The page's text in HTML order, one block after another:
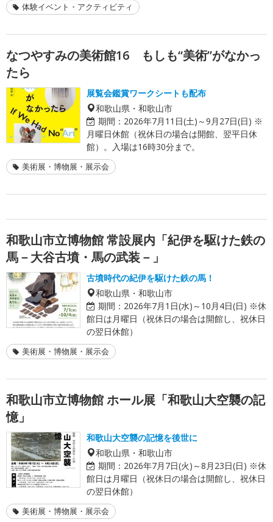
体験イベント・アクティビティ
なつやすみの美術館16 もしも“美術”がなかっ
たら
展覧会鑑賞ワークシートも配布
和歌山県・和歌山市
期間： 2026年7月11日(土)～9月27日(日) ※
月曜日休館（祝休日の場合は開館、翌平日休
館）。入場は16時30分まで。
美術展・博物展・展示会
和歌山市立博物館 常設展内「紀伊を駆けた鉄の
馬－大谷古墳・馬の武装－」
古墳時代の紀伊を駆けた鉄の馬！
和歌山県・和歌山市
期間： 2026年7月1日(水)～10月4日(日) ※休
館日は月曜日（祝休日の場合は開館し、祝休日
の翌日休館）
美術展・博物展・展示会
和歌山市立博物館 ホール展「和歌山大空襲の記
憶」
和歌山大空襲の記憶を後世に
和歌山県・和歌山市
期間： 2026年7月7日(火)～8月23日(日) ※休
館日は月曜日（祝休日の場合は開館し、祝休日
の翌日休館）
美術展・博物展・展示会